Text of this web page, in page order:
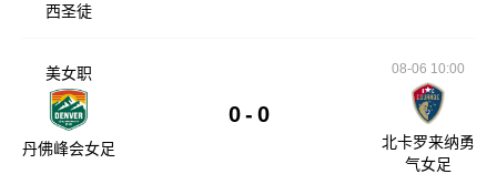
西圣徒
美女职
丹佛峰会女足
0 - 0
08-06 10:00
北卡罗来纳勇
气女足